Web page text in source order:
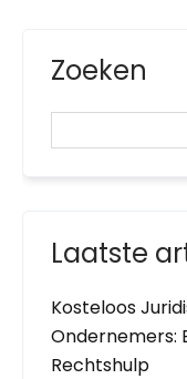
Zoeken
Laatste
Kosteloos
Ondernemers:
Rechtshulp